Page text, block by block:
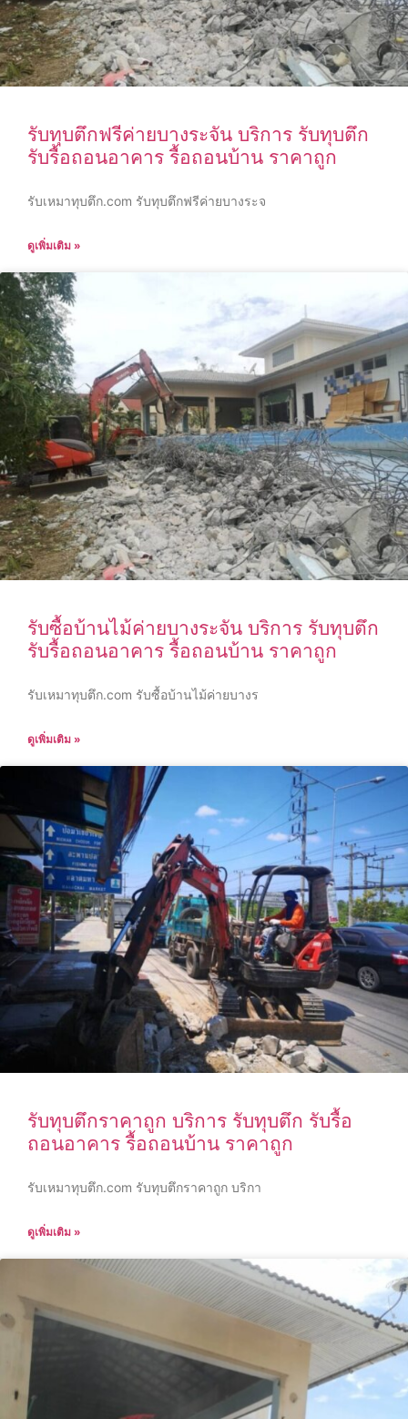
รับทุบตึกฟรีค่ายบางระจัน บริการ รับทุบตึก
รับรื้อถอนอาคาร รื้อถอนบ้าน ราคาถูก
รับเหมาทุบตึก.com รับทุบตึกฟรีค่ายบางระจ
ดูเพิ่มเติม »
รับซื้อบ้านไม้ค่ายบางระจัน บริการ รับทุบตึก
รับรื้อถอนอาคาร รื้อถอนบ้าน ราคาถูก
รับเหมาทุบตึก.com รับซื้อบ้านไม้ค่ายบางร
ดูเพิ่มเติม »
รับทุบตึกราคาถูก บริการ รับทุบตึก รับรื้อ
ถอนอาคาร รื้อถอนบ้าน ราคาถูก
รับเหมาทุบตึก.com รับทุบตึกราคาถูก บริกา
ดูเพิ่มเติม »